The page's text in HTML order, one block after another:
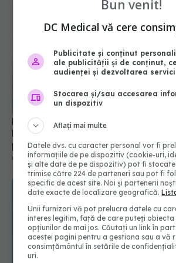
Prima campanie națională de
bolii cronice de rinichi, lansare.
persoane, diagnosticată în stadii
09 mar 2023, 18:06
Bun venit!
DC Medical vă cere
Publicitate și conținut
ale publicității și de conținut,
audienței și dezvoltarea
Stocarea și/sau accesarea
un dispozitiv
Aflați mai multe
Datele dvs. cu caracter personal vor fi
informațiile de pe dispozitiv (cookie-uri,
și alte date de pe dispozitiv) pot fi
trimise către 224 de parteneri sau pot fi
specific de acest site. Noi și partenerii
date exacte de localizare geografică.
Unii furnizori vă pot prelucra datele cu
interes legitim, față de care puteți
opțiunilor de mai jos. Căutați un link în
acestei pagini pentru a gestiona sau a vă
consimțământul în setările de
uri.